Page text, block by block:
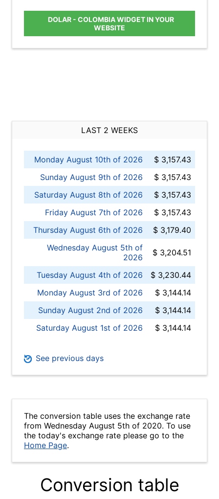
DOLAR - COLOMBIA WIDGET IN YOUR
WEBSITE
LAST 2 WEEKS
Monday August 10th of 2026
$ 3,157.43
Sunday August 9th of 2026
$ 3,157.43
Saturday August 8th of 2026
$ 3,157.43
Friday August 7th of 2026
$ 3,157.43
Thursday August 6th of 2026
$ 3,179.40
Wednesday August 5th of
2026
$ 3,204.51
Tuesday August 4th of 2026
$ 3,230.44
Monday August 3rd of 2026
$ 3,144.14
Sunday August 2nd of 2026
$ 3,144.14
Saturday August 1st of 2026
$ 3,144.14
See previous days
The conversion table uses the exchange rate
from Wednesday August 5th of 2020. To use
the today's exchange rate please go to the
Home Page.
Conversion table